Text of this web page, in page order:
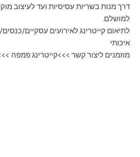
דרך מנות בשריות עסיסיות ועד לעיצוב
למושלם.
לתיאום קייטרינג לאירועים עסקיים/
איכותי
מוזמנים ליצור קשר >>>קייטרינג פמפה >>> 053-